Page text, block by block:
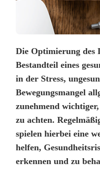
Die Optimierung des
Bestandteil eines
in der Stress,
Bewegungsmangel
zunehmend
zu achten.
spielen hierbei eine
helfen,
erkennen und zu